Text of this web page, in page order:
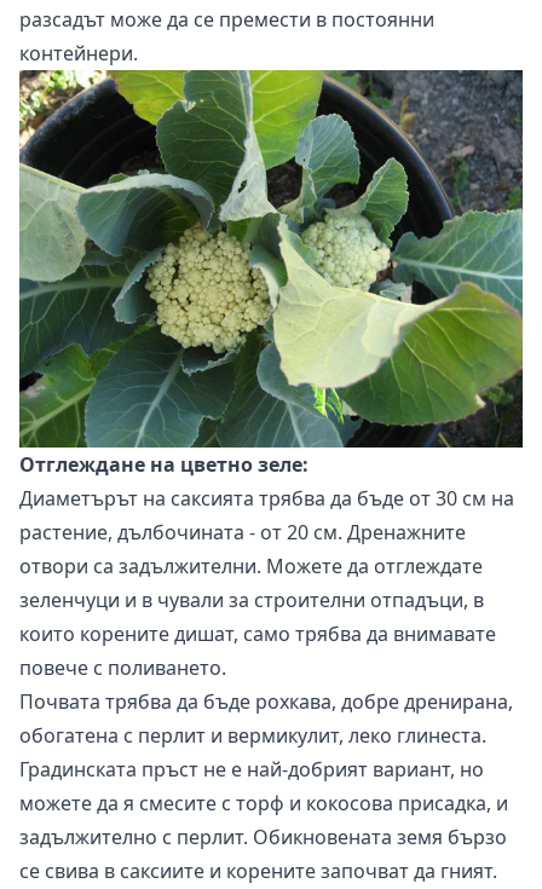
разсадът може да се премести в постоянни
контейнери.
Отглеждане на цветно зеле:
Диаметърът на саксията трябва да бъде от 30 см на
растение, дълбочината - от 20 см. Дренажните
отвори са задължителни. Можете да отглеждате
зеленчуци и в чували за строителни отпадъци, в
които корените дишат, само трябва да внимавате
повече с поливането.
Почвата трябва да бъде рохкава, добре дренирана,
обогатена с перлит и вермикулит, леко глинеста.
Градинската пръст не е най-добрият вариант, но
можете да я смесите с торф и кокосова присадка, и
задължително с перлит. Обикновената земя бързо
се свива в саксиите и корените започват да гният.